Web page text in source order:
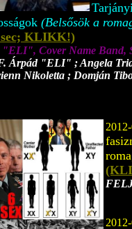
(Belsősök a
sec; KLIKK!)
Cover Name Band,
Árpád "ELI" ; Angela
Nikoletta ; Domján